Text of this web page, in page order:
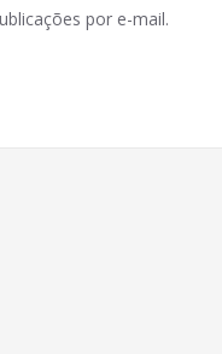
por e-mail.